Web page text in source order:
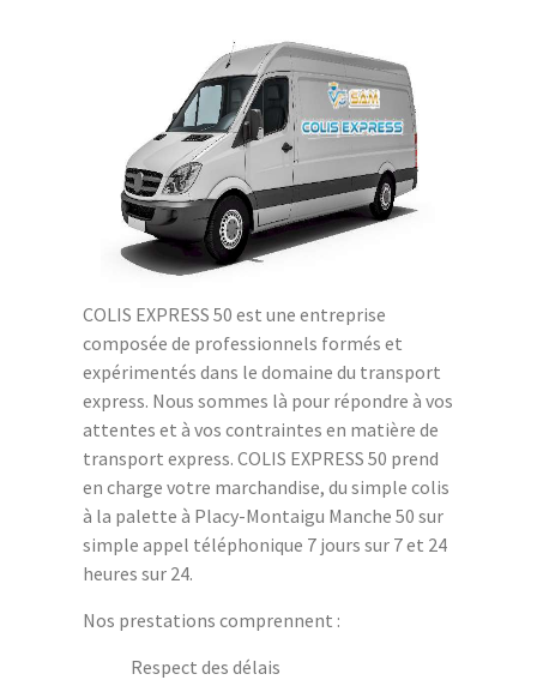
COLIS EXPRESS 50 est une entreprise
composée de professionnels formés et
expérimentés dans le domaine du transport
express. Nous sommes là pour répondre à vos
attentes et à vos contraintes en matière de
transport express. COLIS EXPRESS 50 prend
en charge votre marchandise, du simple colis
à la palette à Placy-Montaigu Manche 50 sur
simple appel téléphonique 7 jours sur 7 et 24
heures sur 24.
Nos prestations comprennent :
Respect des délais